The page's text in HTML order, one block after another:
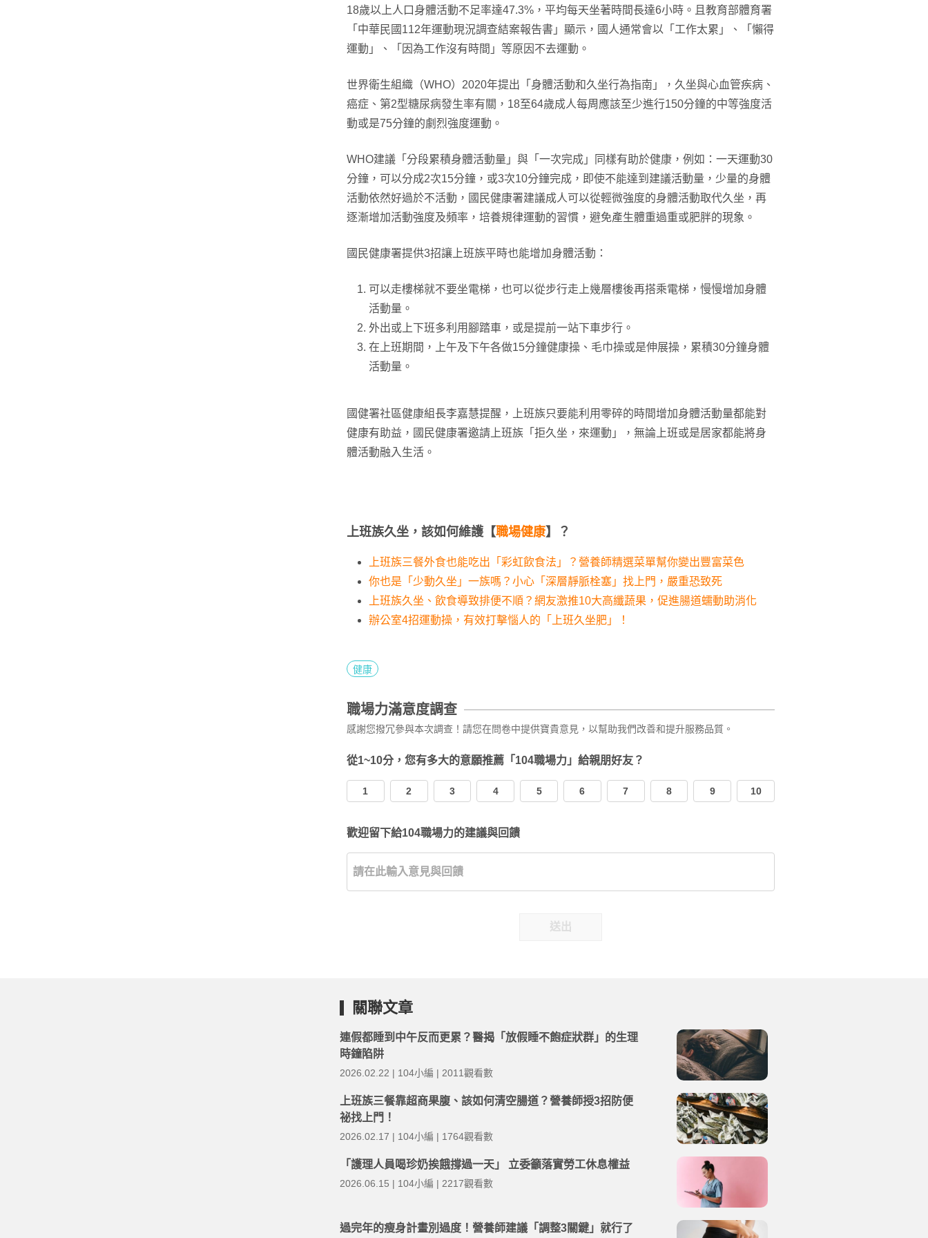
18歲以上人口身體活動不足率達47.3%，平均每天坐著時間長達6小時。且教育部體育署
「中華民國112年運動現況調查結案報告書」顯示，國人通常會以「工作太累」、「懶得
運動」、「因為工作沒有時間」等原因不去運動。
世界衛生組織（WHO）2020年提出「身體活動和久坐行為指南」，久坐與心血管疾病、
癌症、第2型糖尿病發生率有關，18至64歲成人每周應該至少進行150分鐘的中等強度活
動或是75分鐘的劇烈強度運動。
WHO建議「分段累積身體活動量」與「一次完成」同樣有助於健康，例如：一天運動30
分鐘，可以分成2次15分鐘，或3次10分鐘完成，即使不能達到建議活動量，少量的身體
活動依然好過於不活動，國民健康署建議成人可以從輕微強度的身體活動取代久坐，再
逐漸增加活動強度及頻率，培養規律運動的習慣，避免產生體重過重或肥胖的現象。
國民健康署提供3招讓上班族平時也能增加身體活動：
可以走樓梯就不要坐電梯，也可以從步行走上幾層樓後再搭乘電梯，慢慢增加身體
活動量。
外出或上下班多利用腳踏車，或是提前一站下車步行。
在上班期間，上午及下午各做15分鐘健康操、毛巾操或是伸展操，累積30分鐘身體
活動量。
國健署社區健康組長李嘉慧提醒，上班族只要能利用零碎的時間增加身體活動量都能對
健康有助益，國民健康署邀請上班族「拒久坐，來運動」，無論上班或是居家都能將身
體活動融入生活。
上班族久坐，該如何維護【職場健康】？
上班族三餐外食也能吃出「彩虹飲食法」？營養師精選菜單幫你變出豐富菜色
你也是「少動久坐」一族嗎？小心「深層靜脈栓塞」找上門，嚴重恐致死
上班族久坐、飲食導致排便不順？網友激推10大高纖蔬果，促進腸道蠕動助消化
辦公室4招運動操，有效打擊惱人的「上班久坐肥」！
健康
職場力滿意度調查
感謝您撥冗參與本次調查！請您在問卷中提供寶貴意見，以幫助我們改善和提升服務品質。
從1~10分，您有多大的意願推薦「104職場力」給親朋好友？
1 2 3 4 5 6 7 8 9 10
歡迎留下給104職場力的建議與回饋
送出
關聯文章
連假都睡到中午反而更累？醫揭「放假睡不飽症狀群」的生理
時鐘陷阱
2026.02.22 | 104小編 | 2011觀看數
上班族三餐靠超商果腹、該如何清空腸道？營養師授3招防便
祕找上門！
2026.02.17 | 104小編 | 1764觀看數
「護理人員喝珍奶挨餓撐過一天」 立委籲落實勞工休息權益
2026.06.15 | 104小編 | 2217觀看數
過完年的瘦身計畫別過度！營養師建議「調整3關鍵」就行了